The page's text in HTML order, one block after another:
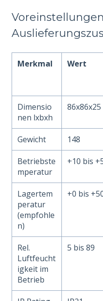
Merkmal Wert
Dimensio
nen lxbxh
86x86x25
Gewicht 148
Betriebste
mperatur
+10 bis
Lagertem
peratur
(empfohle
n)
+0 bis
Rel.
Luftfeucht
igkeit im
Betrieb
5 bis 89